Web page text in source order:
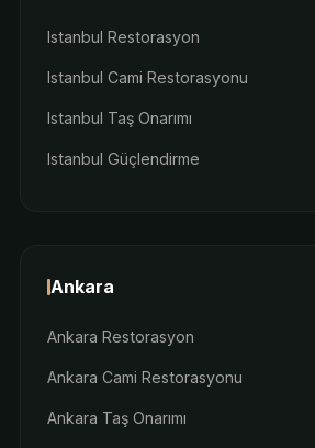
Istanbul Restorasyon
Istanbul Cami Restorasyonu
Istanbul Taş Onarımı
Istanbul Güçlendirme
Ankara
Ankara Restorasyon
Ankara Cami Restorasyonu
Ankara Taş Onarımı